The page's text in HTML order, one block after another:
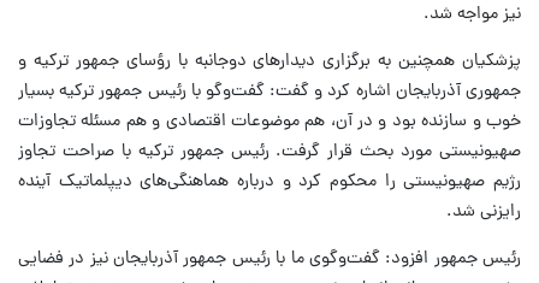
نیز مواجه شد.
پزشکیان همچنین به برگزاری دیدارهای دوجانبه با رؤسای جمهور ترکیه و
جمهوری آذربایجان اشاره کرد و گفت: گفت‌وگو با رئیس جمهور ترکیه بسیار
خوب و سازنده بود و در آن، هم موضوعات اقتصادی و هم مسئله تجاوزات
صهیونیستی مورد بحث قرار گرفت. رئیس جمهور ترکیه با صراحت تجاوز
رژیم صهیونیستی را محکوم کرد و درباره هماهنگی‌های دیپلماتیک آینده
رایزنی شد.
رئیس جمهور افزود: گفت‌وگوی ما با رئیس جمهور آذربایجان نیز در فضایی